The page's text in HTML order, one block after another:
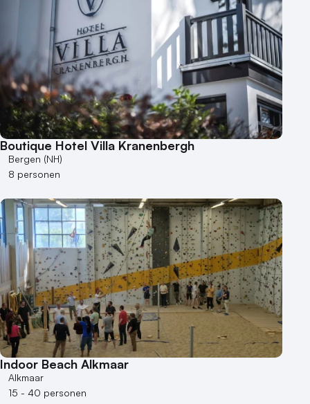
Boutique Hotel Villa Kranenbergh
Bergen (NH)
8 personen
Indoor Beach Alkmaar
Alkmaar
15 - 40 personen